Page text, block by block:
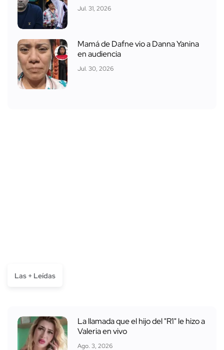
Jul. 31, 2026
Mamá de Dafne vio a Danna Yanina
en audiencia
Jul. 30, 2026
Las + Leídas
La llamada que el hijo del "R1" le hizo a
Valeria en vivo
Ago. 3, 2026